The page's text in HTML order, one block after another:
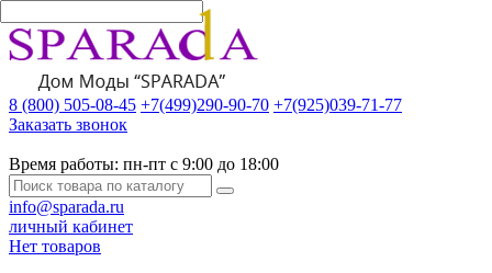
8 (800) 505-08-45 +7(499)290-90-70 +7(925)039-71-77
Заказать звонок
Время работы: пн-пт с 9:00 до 18:00
info@sparada.ru
личный кабинет
Нет товаров